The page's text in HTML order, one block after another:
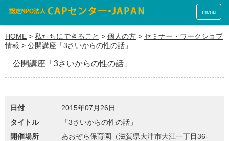
menu
HOME > 私たちにできること > 個人の方 > セミナー・ワークショプ
情報 > 公開講座「3さいからの性の話」
公開講座「3さいからの性の話」
日付
2015年07月26日
タイトル
「3さいからの性の話」
開催場所
あおぞら保育園（滋賀県大津市大江一丁目36-